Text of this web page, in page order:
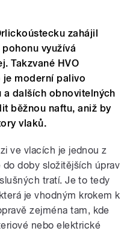
zahájil
využívá
Takzvané HVO
moderní palivo
dalších obnovitelných
běžnou naftu, aniž by
vlaků.
ve vlacích je jednou z
doby složitějších úprav
tratí. Je to tedy
je vhodným krokem k
zejména tam, kde
nebo elektrické